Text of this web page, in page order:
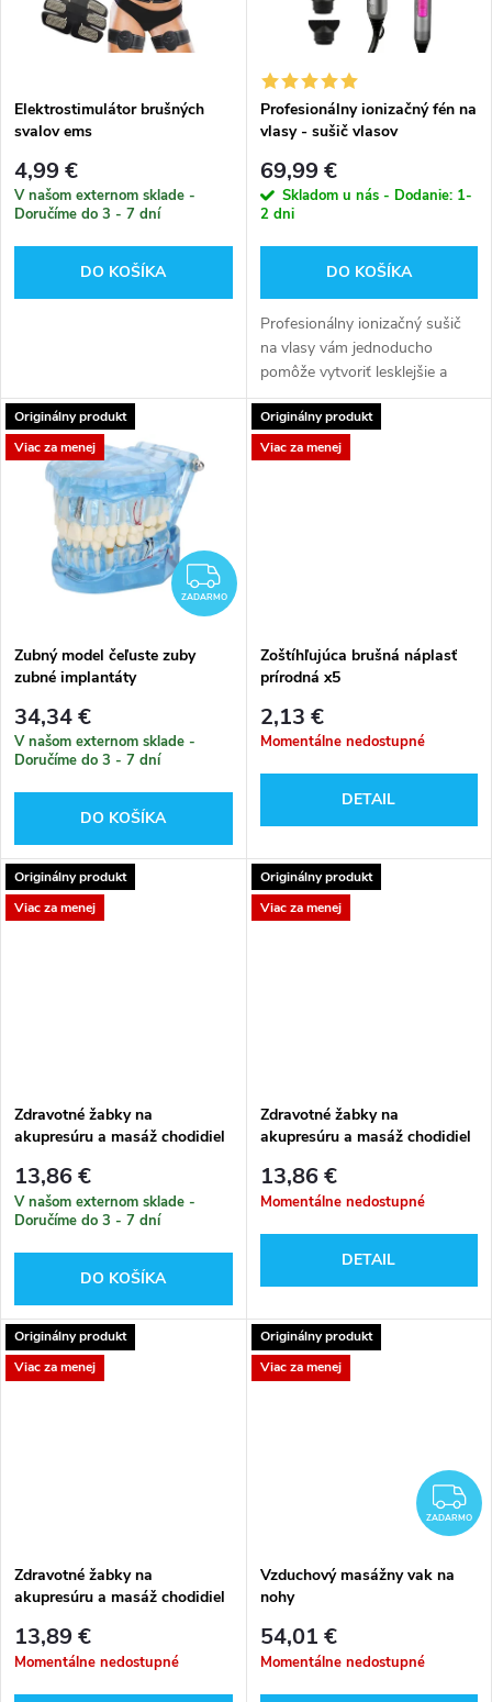
e
p
r
o
u
k
s
p
r
o
d
k
Elektrostimulátor brušných
svalov ems
4,99 €
V našom externom sklade -
Doručíme do 3 - 7 dní
DO KOŠÍKA
Profesionálny ionizačný fén na
vlasy - sušič vlasov
69,99 €
Skladom u nás - Dodanie: 1-
2 dni
DO KOŠÍKA
Profesionálny ionizačný sušič
na vlasy vám jednoducho
pomôže vytvoriť lesklejšie a
zdravšie vlasy. Tento sušič
vlasov kombinuje ionizačnú a
turmalínovú technológiu...
Originálny produkt
Viac za menej
ZADARMO
ZADARMO
Zubný model čeľuste zuby
zubné implantáty
34,34 €
V našom externom sklade -
Doručíme do 3 - 7 dní
DO KOŠÍKA
Originálny produkt
Viac za menej
Zoštíhľujúca brušná náplasť
prírodná x5
2,13 €
Momentálne nedostupné
DETAIL
Originálny produkt
Viac za menej
Zdravotné žabky na
akupresúru a masáž chodidiel
13,86 €
V našom externom sklade -
Doručíme do 3 - 7 dní
DO KOŠÍKA
Originálny produkt
Viac za menej
Zdravotné žabky na
akupresúru a masáž chodidiel
13,86 €
Momentálne nedostupné
DETAIL
Originálny produkt
Viac za menej
Zdravotné žabky na
akupresúru a masáž chodidiel
13,89 €
Momentálne nedostupné
Originálny produkt
Viac za menej
ZADARMO
Vzduchový masážny vak na
nohy
54,01 €
Momentálne nedostupné